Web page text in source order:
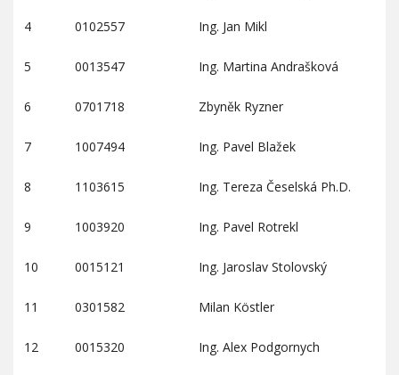
4 0102557 Ing. Jan Mikl
5 0013547 Ing. Martina Andrašková
6 0701718 Zbyněk Ryzner
7 1007494 Ing. Pavel Blažek
8 1103615 Ing. Tereza Česelská Ph.D.
9 1003920 Ing. Pavel Rotrekl
10 0015121 Ing. Jaroslav Stolovský
11 0301582 Milan Köstler
12 0015320 Ing. Alex Podgornych